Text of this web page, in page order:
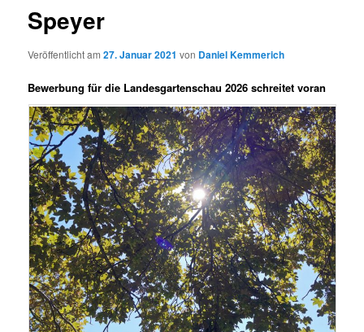
Speyer
Veröffentlicht am27. Januar 2021 von Daniel Kemmerich
Bewerbung für die Landesgartenschau 2026 schreitet voran